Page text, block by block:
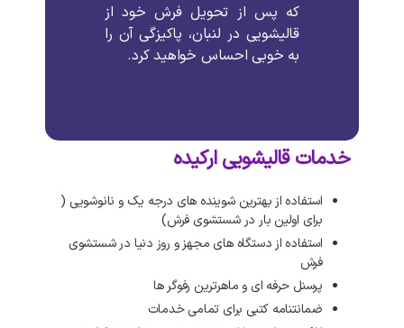
که پس از تحویل فرش خود از
قالیشویی در لنبان، پاکیزگی آن را
به خوبی احساس خواهید کرد.
خدمات قالیشویی ارکیده
استفاده از بهترین شوینده های درجه یک و نانوشویی (
برای اولین بار در شستشوی فرش)
استفاده از دستگاه های مجهز و روز دنیا در شستشوی
فرش
پرسنل حرفه ای و ماهرترین رفوگر ها
ضمانتنامه کتبی برای تمامی خدمات